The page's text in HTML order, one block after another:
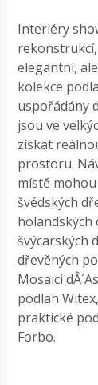
Interiéry
elegantní,
kolekce
uspořádány
jsou ve
získat
prostoru.
místě
švédských
holandských
švýcarských
dřevěných
Mosaici
podlah
praktické
Forbo.